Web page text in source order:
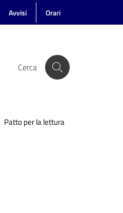
Avvisi Orari
Cerca
Patto per la lettura